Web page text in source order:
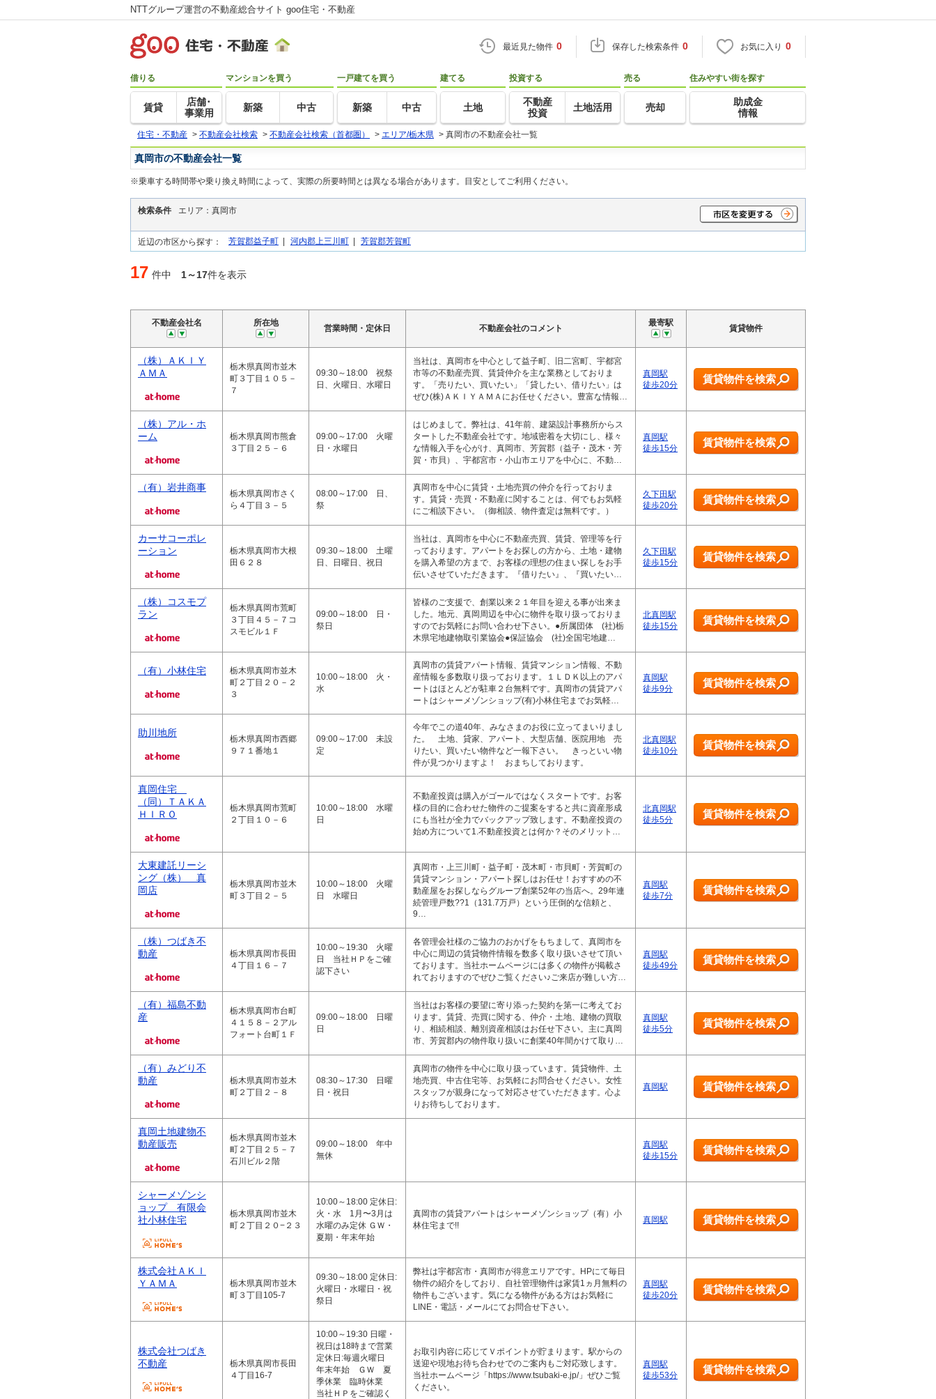
NTTグループ運営の不動産総合サイト goo住宅・不動産
最近見た物件 0 保存した検索条件 0 お気に入り 0
借りる
賃貸
店舗･
事業用
マンションを買う
新築 中古
一戸建てを買う
新築 中古
建てる
土地
投資する
不動産
投資
土地活用
売る
売却
住みやすい街を探す
助成金
情報
住宅・不動産 > 不動産会社検索 > 不動産会社検索（首都圏） > エリア/栃木県 > 真岡市の不動産会社一覧
真岡市の不動産会社一覧
※乗車する時間帯や乗り換え時間によって、実際の所要時間とは異なる場合があります。目安としてご利用ください。
検索条件 エリア：真岡市
近辺の市区から探す： 芳賀郡益子町 | 河内郡上三川町 | 芳賀郡芳賀町
17 件中 1～17件を表示
不動産会社名 所在地
営業時間・定休日 不動産会社のコメント
最寄駅
賃貸物件
（株）ＡＫＩＹ
ＡＭＡ
栃木県真岡市並木
町３丁目１０５－
７
09:30～18:00 祝祭
日、火曜日、水曜日
当社は、真岡市を中心として益子町、旧二宮町、宇都宮
市等の不動産売買、賃貸仲介を主な業務としておりま
す。「売りたい、買いたい」「貸したい、借りたい」は
ぜひ(株)ＡＫＩＹＡＭＡにお任せください。豊富な情報…
真岡駅
徒歩20分
賃貸物件を検索
（株）アル・ホ
ーム
栃木県真岡市熊倉
３丁目２５－６
09:00～17:00 火曜
日・水曜日
はじめまして。弊社は、41年前、建築設計事務所からス
タートした不動産会社です。地域密着を大切にし、様々
な情報入手を心がけ、真岡市、芳賀郡（益子・茂木・芳
賀・市貝）、宇都宮市・小山市エリアを中心に、不動…
真岡駅
徒歩15分
賃貸物件を検索
（有）岩井商事
栃木県真岡市さく
ら４丁目３－５
08:00～17:00 日、
祭
真岡市を中心に賃貸・土地売買の仲介を行っておりま
す。賃貸・売買・不動産に関することは、何でもお気軽
にご相談下さい。（御相談、物件査定は無料です。）
久下田駅
徒歩20分
賃貸物件を検索
カーサコーポレ
ーション
栃木県真岡市大根
田６２８
09:30～18:00 土曜
日、日曜日、祝日
当社は、真岡市を中心に不動産売買、賃貸、管理等を行
っております。アパートをお探しの方から、土地・建物
を購入希望の方まで、お客様の理想の住まい探しをお手
伝いさせていただきます。『借りたい』、『買いたい…
久下田駅
徒歩15分
賃貸物件を検索
（株）コスモプ
ラン
栃木県真岡市荒町
３丁目４５－７コ
スモビル１Ｆ
09:00～18:00 日・
祭日
皆様のご支援で、創業以来２１年目を迎える事が出来ま
した。地元、真岡周辺を中心に物件を取り扱っておりま
すのでお気軽にお問い合わせ下さい。●所属団体 (社)栃
木県宅地建物取引業協会●保証協会 (社)全国宅地建…
北真岡駅
徒歩15分
賃貸物件を検索
（有）小林住宅
栃木県真岡市並木
町２丁目２０－２
３
10:00～18:00 火・
水
真岡市の賃貸アパート情報、賃貸マンション情報、不動
産情報を多数取り扱っております。１ＬＤＫ以上のアパ
ートはほとんどが駐車２台無料です。真岡市の賃貸アパ
ートはシャーメゾンショップ(有)小林住宅までお気軽…
真岡駅
徒歩9分
賃貸物件を検索
助川地所
栃木県真岡市西郷
９７１番地１
09:00～17:00 未設
定
今年でこの道40年、みなさまのお役に立ってまいりまし
た。 土地、貸家、アパート、大型店舗、医院用地 売
りたい、買いたい物件など一報下さい。 きっといい物
件が見つかりますよ！ おまちしております。
北真岡駅
徒歩10分
賃貸物件を検索
真岡住宅
（同）ＴＡＫＡ
ＨＩＲＯ
栃木県真岡市荒町
２丁目１０－６
10:00～18:00 水曜
日
不動産投資は購入がゴールではなくスタートです。お客
様の目的に合わせた物件のご提案をすると共に資産形成
にも当社が全力でバックアップ致します。不動産投資の
始め方について1.不動産投資とは何か？そのメリット…
北真岡駅
徒歩5分
賃貸物件を検索
大東建託リーシ
ング（株） 真
岡店
栃木県真岡市並木
町３丁目２－５
10:00～18:00 火曜
日 水曜日
真岡市・上三川町・益子町・茂木町・市貝町・芳賀町の
賃貸マンション・アパート探しはお任せ！おすすめの不
動産屋をお探しならグループ創業52年の当店へ。29年連
続管理戸数??1（131.7万戸）という圧倒的な信頼と、
9…
真岡駅
徒歩7分
賃貸物件を検索
（株）つばき不
動産
栃木県真岡市長田
４丁目１６－７
10:00～19:30 火曜
日 当社ＨＰをご確
認下さい
各管理会社様のご協力のおかげをもちまして、真岡市を
中心に周辺の賃貸物件情報を数多く取り扱いさせて頂い
ております。当社ホームページには多くの物件が掲載さ
れておりますのでぜひご覧ください♪ご来店が難しい方…
真岡駅
徒歩49分
賃貸物件を検索
（有）福島不動
産
栃木県真岡市台町
４１５８－２アル
フォート台町１Ｆ
09:00～18:00 日曜
日
当社はお客様の要望に寄り添った契約を第一に考えてお
ります。賃貸、売買に関する、仲介・土地、建物の買取
り、相続相談、離別資産相談はお任せ下さい。主に真岡
市、芳賀郡内の物件取り扱いに創業40年間かけて取り…
真岡駅
徒歩5分
賃貸物件を検索
（有）みどり不
動産
栃木県真岡市並木
町２丁目２－８
08:30～17:30 日曜
日・祝日
真岡市の物件を中心に取り扱っています。賃貸物件、土
地売買、中古住宅等、お気軽にお問合せください。女性
スタッフが親身になって対応させていただきます。心よ
りお待ちしております。
真岡駅 賃貸物件を検索
真岡土地建物不
動産販売
栃木県真岡市並木
町２丁目２５－７
石川ビル２階
09:00～18:00 年中
無休
真岡駅
徒歩15分
賃貸物件を検索
シャーメゾンシ
ョップ 有限会
社小林住宅
栃木県真岡市並木
町２丁目２０−２３
10:00～18:00 定休日:
火・水 1月〜3月は
水曜のみ定休 ＧＷ・
夏期・年末年始
真岡市の賃貸アパートはシャーメゾンショップ（有）小
林住宅まで!!
真岡駅 賃貸物件を検索
株式会社ＡＫＩ
ＹＡＭＡ
栃木県真岡市並木
町３丁目105-7
09:30～18:00 定休日:
火曜日・水曜日・祝
祭日
弊社は宇都宮市・真岡市が得意エリアです。HPにて毎日
物件の紹介をしており、自社管理物件は家賃1ヵ月無料の
物件もございます。気になる物件がある方はお気軽に
LINE・電話・メールにてお問合せ下さい。
真岡駅
徒歩20分
賃貸物件を検索
株式会社つばき
不動産
栃木県真岡市長田
４丁目16-7
10:00～19:30 日曜・
祝日は18時まで営業
定休日:毎週火曜日
年末年始 ＧＷ 夏
季休業 臨時休業
当社ＨＰをご確認く
お取引内容に応じてＶポイントが貯まります。駅からの
送迎や現地お待ち合わせでのご案内もご対応致します。
当社ホームページ「https://www.tsubaki-e.jp/」ぜひご覧
ください。
真岡駅
徒歩53分
賃貸物件を検索